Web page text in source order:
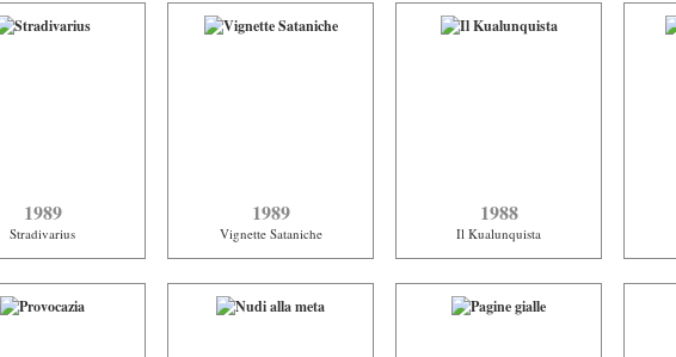
1989
Stradivarius
1989
Vignette Sataniche
1988
Il Kualunquista